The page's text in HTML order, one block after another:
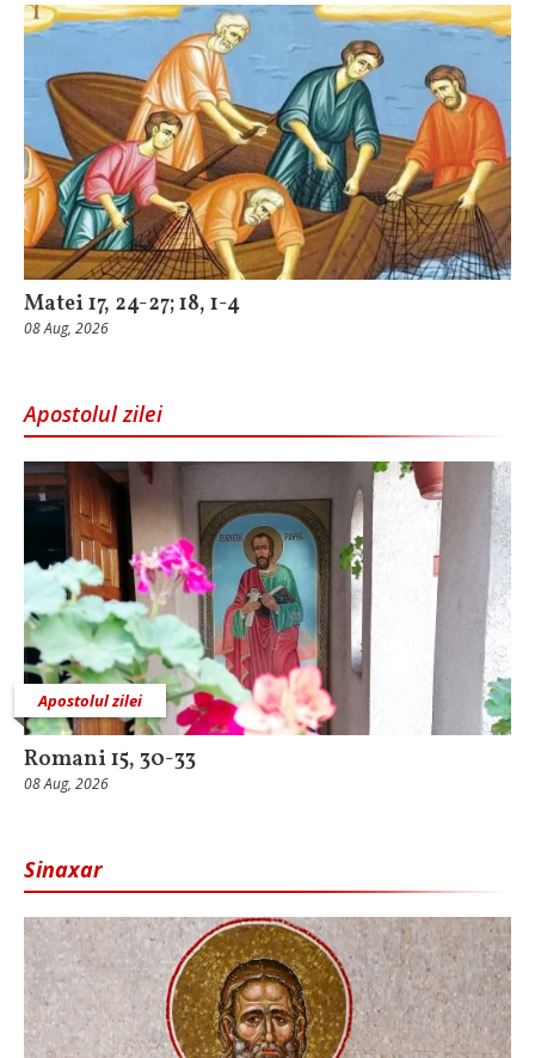
Matei 17, 24-27; 18, 1-4
08 Aug, 2026
Apostolul zilei
Apostolul zilei
Romani 15, 30-33
08 Aug, 2026
Sinaxar